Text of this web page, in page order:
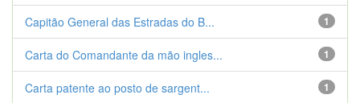
1
Capitão General das Estradas do B...
1
Carta do Comandante da mão ingles...
1
Carta patente ao posto de sargent...